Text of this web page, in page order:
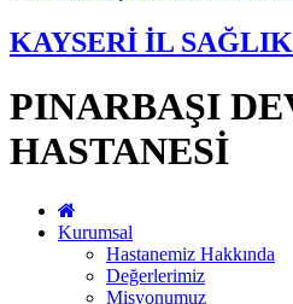
KAYSERİ İL
PINARBAŞI
HASTANESİ
Kurumsal
Hastanemiz Hakkında
Değerlerimiz
Misyonumuz